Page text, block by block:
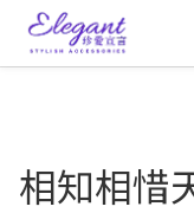
相知相惜